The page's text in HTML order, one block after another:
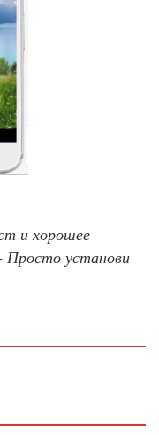
и хорошее
Просто установи